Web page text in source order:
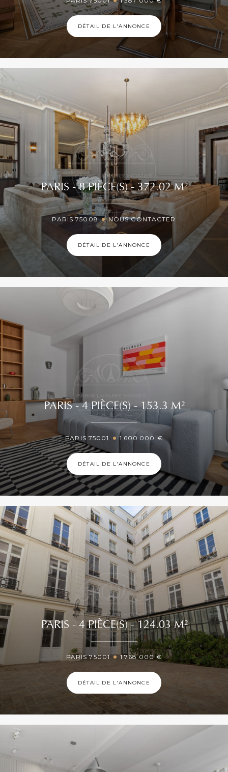
DÉTAIL DE L'ANNONCE
PARIS - 8 PIÈCE(S) - 372.02 M²
PARIS 75008 NOUS CONTACTER
DÉTAIL DE L'ANNONCE
PARIS - 4 PIÈCE(S) - 153.3 M²
PARIS 75001 1 600 000 €
DÉTAIL DE L'ANNONCE
PARIS - 4 PIÈCE(S) - 124.03 M²
PARIS 75001 1 768 000 €
DÉTAIL DE L'ANNONCE